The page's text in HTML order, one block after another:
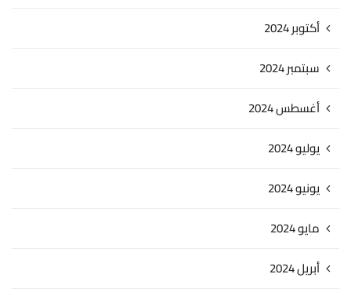
أكتوبر 2024
سبتمبر 2024
أغسطس 2024
يوليو 2024
يونيو 2024
مايو 2024
أبريل 2024